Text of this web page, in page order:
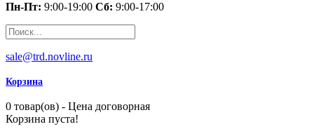
Пн-Пт: 9:00-19:00 Сб: 9:00-17:00
sale@trd.novline.ru
Корзина
0 товар(ов) - Цена договорная
Корзина пуста!